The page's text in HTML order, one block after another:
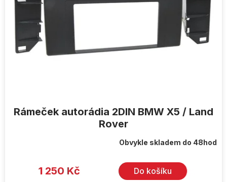
Rámeček autorádia 2DIN BMW X5 / Land
Rover
Obvykle skladem do 48hod
1 250 Kč Do košíku